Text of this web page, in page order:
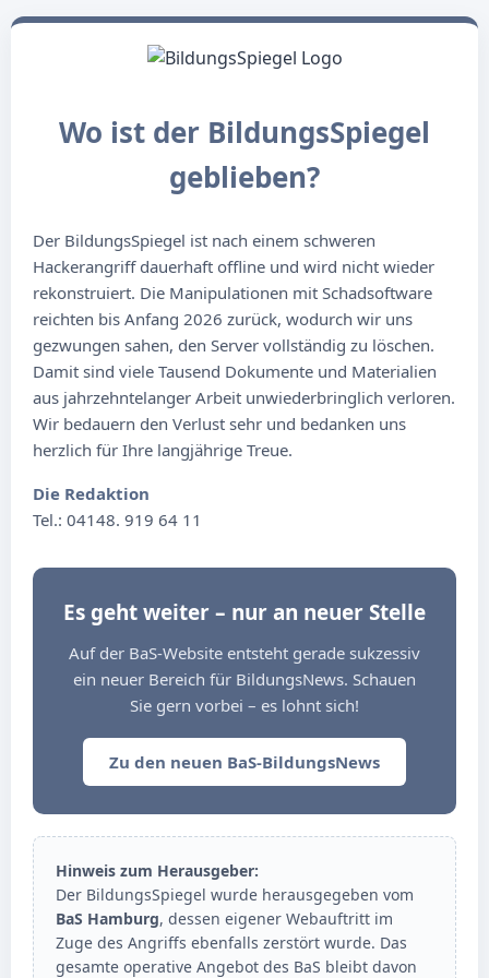
Wo ist der BildungsSpiegel
geblieben?
Der BildungsSpiegel ist nach einem schweren
Hackerangriff dauerhaft offline und wird nicht wieder
rekonstruiert. Die Manipulationen mit Schadsoftware
reichten bis Anfang 2026 zurück, wodurch wir uns
gezwungen sahen, den Server vollständig zu löschen.
Damit sind viele Tausend Dokumente und Materialien
aus jahrzehntelanger Arbeit unwiederbringlich verloren.
Wir bedauern den Verlust sehr und bedanken uns
herzlich für Ihre langjährige Treue.
Die Redaktion
Tel.: 04148. 919 64 11
Es geht weiter – nur an neuer Stelle
Auf der BaS-Website entsteht gerade sukzessiv
ein neuer Bereich für BildungsNews. Schauen
Sie gern vorbei – es lohnt sich!
Zu den neuen BaS-BildungsNews
Hinweis zum Herausgeber:
Der BildungsSpiegel wurde herausgegeben vom
BaS Hamburg, dessen eigener Webauftritt im
Zuge des Angriffs ebenfalls zerstört wurde. Das
gesamte operative Angebot des BaS bleibt davon